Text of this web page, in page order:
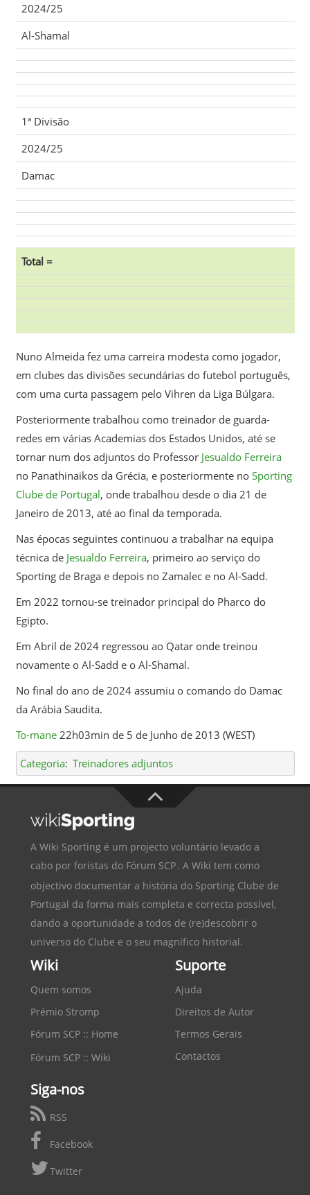
2024/25
Al-Shamal
1ª Divisão
2024/25
Damac
Total =
Nuno Almeida fez uma carreira modesta como jogador,
em clubes das divisões secundárias do futebol português,
com uma curta passagem pelo Vihren da Liga Búlgara.
Posteriormente trabalhou como treinador de guarda-
redes em várias Academias dos Estados Unidos, até se
tornar num dos adjuntos do Professor Jesualdo Ferreira
no Panathinaikos da Grécia, e posteriormente no Sporting
Clube de Portugal, onde trabalhou desde o dia 21 de
Janeiro de 2013, até ao final da temporada.
Nas épocas seguintes continuou a trabalhar na equipa
técnica de Jesualdo Ferreira, primeiro ao serviço do
Sporting de Braga e depois no Zamalec e no Al-Sadd.
Em 2022 tornou-se treinador principal do Pharco do
Egipto.
Em Abril de 2024 regressou ao Qatar onde treinou
novamente o Al-Sadd e o Al-Shamal.
No final do ano de 2024 assumiu o comando do Damac
da Arábia Saudita.
To-mane22h03min de 5 de Junho de 2013 (WEST)
Categoria: Treinadores adjuntos
A Wiki Sporting é um projecto voluntário levado a
cabo por foristas do Fórum SCP. A Wiki tem como
objectivo documentar a história do Sporting Clube de
Portugal da forma mais completa e correcta possível,
dando a oportunidade a todos de (re)descobrir o
universo do Clube e o seu magnífico historial.
Wiki
Quem somos
Prémio Stromp
Fórum SCP :: Home
Fórum SCP :: Wiki
Suporte
Ajuda
Direitos de Autor
Termos Gerais
Contactos
Siga-nos
RSS
Facebook
Twitter